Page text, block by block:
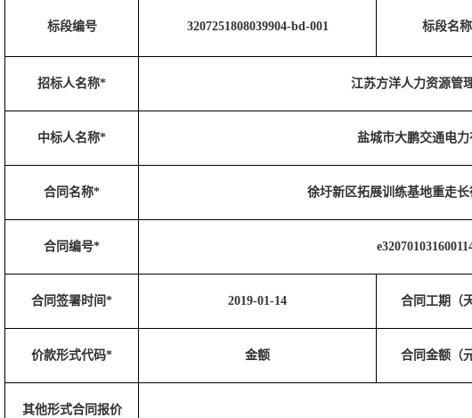
标段编号 3207251808039904-bd-001 标段名称
招标人名称* 江苏方洋人力资源管
中标人名称* 盐城市大鹏交通电力
合同名称* 徐圩新区拓展训练基地重走
合同编号*
合同签署时间* 2019-01-14 合同工期（
价款形式代码* 金额 合同金额（
其他形式合同报价